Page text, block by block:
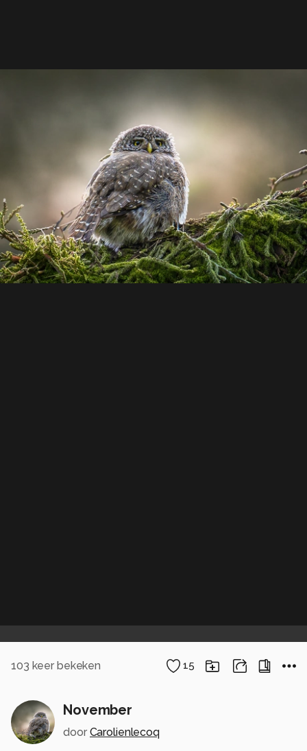
103 keer bekeken 15
November
door Carolienlecoq